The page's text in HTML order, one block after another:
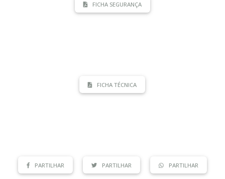
FICHA SEGURANÇA
FICHA TÉCNICA
PARTILHAR PARTILHAR PARTILHAR